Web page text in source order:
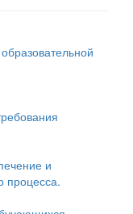
и
процесса.